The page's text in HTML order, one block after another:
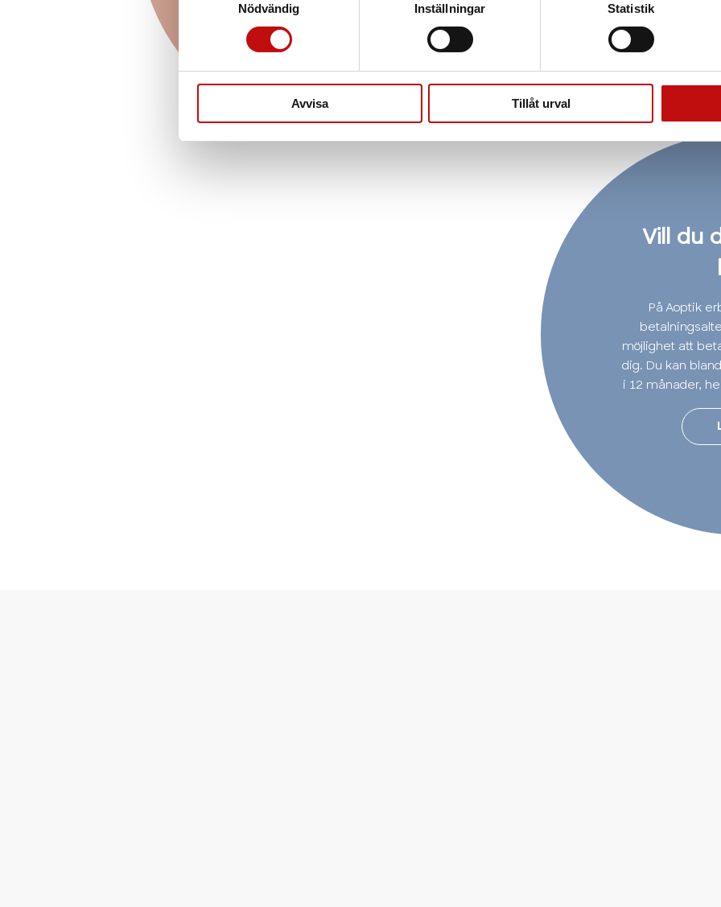
Nödvändig
Inställningar Statistik
Avvisa Tillåt urval
Vill du
På Aoptik
möjlighet att
dig. Du kan
i 12 månader,